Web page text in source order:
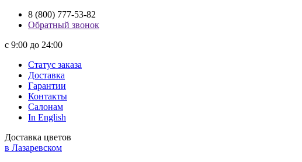
8 (800) 777-53-82
Обратный звонок
с 9:00 до 24:00
Статус заказа
Доставка
Гарантии
Контакты
Салонам
In English
Доставка цветов
в Лазаревском